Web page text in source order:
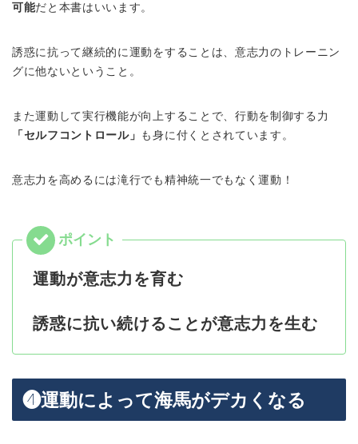
可能だと本書はいいます。
誘惑に抗って継続的に運動をすることは、意志力のトレーニン
グに他ないということ。
また運動して実行機能が向上することで、行動を制御する力
「セルフコントロール」 も身に付くとされています。
意志力を高めるには滝行でも精神統一でもなく運動！
運動が意志力を育む
誘惑に抗い続けることが意志力を生む
❹運動によって海馬がデカくなる